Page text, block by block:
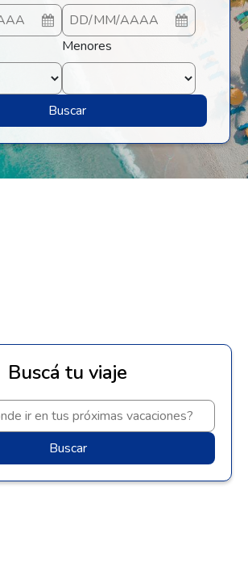
Menores
Buscar
Buscá tu viaje
Buscar